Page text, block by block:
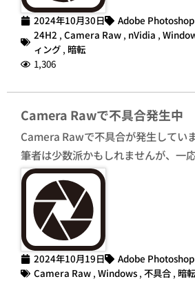
2024年10月30日
Adobe Photoshop
24H2 , Camera Raw , nVidia ,
ィング , 暗転
1,306
Camera Rawで不具合発生中
Camera Rawで不具合が発生してい
筆者は少数派かもしれませんが、一応
2024年10月19日
Adobe Photoshop
Camera Raw , Windows , 不具合 , 暗転